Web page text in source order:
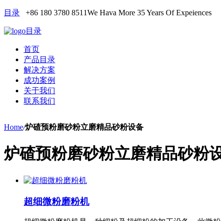
目录 +86 180 3780 8511We Hava More 35 Years Of Expeiences
目录
首页
产品目录
解决方案
成功案例
关于我们
联系我们
Home/炉碴预粉磨砂粉立磨精品砂粉设备
炉碴预粉磨砂粉立磨精品砂粉
超细微粉磨粉机